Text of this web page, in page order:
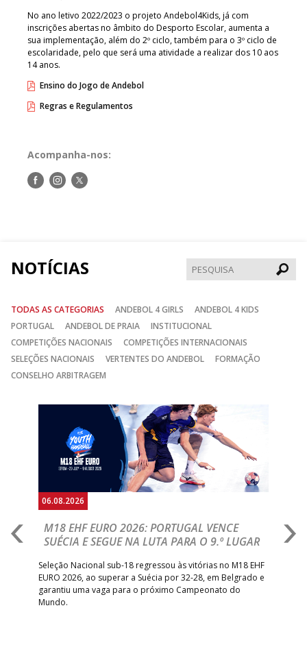
No ano letivo 2022/2023 o projeto Andebol4Kids, já com
inscrições abertas no âmbito do Desporto Escolar, aumenta a
sua implementação, além do 2º ciclo, também para o 3º ciclo de
escolaridade, pelo que será uma atividade a realizar dos 10 aos
14 anos.
Ensino do Jogo de Andebol
Regras e Regulamentos
Acompanha-nos:
Siga-Siga-Siga-
NOTÍCIAS
TODAS AS CATEGORIAS ANDEBOL 4 GIRLS
ANDEBOL 4 KIDS
PORTUGAL
ANDEBOL DE PRAIA
INSTITUCIONAL
COMPETIÇÕES NACIONAIS
COMPETIÇÕES INTERNACIONAIS
SELEÇÕES NACIONAIS
VERTENTES DO ANDEBOL
FORMAÇÃO
CONSELHO ARBITRAGEM
06.08.2026
M18 EHF EURO 2026: PORTUGAL VENCE
SUÉCIA E SEGUE NA LUTA PARA O 9.º LUGAR
Seleção Nacional sub-18 regressou às vitórias no M18 EHF
EURO 2026, ao superar a Suécia por 32-28, em Belgrado e
garantiu uma vaga para o próximo Campeonato do
Mundo.